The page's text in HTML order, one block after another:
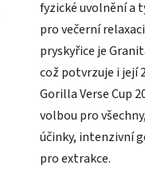
fyzické uvolnění a
pro večerní
pryskyřice je
což potvrzuje i její
Gorilla Verse Cup
volbou pro
účinky, intenzivní
pro extrakce.